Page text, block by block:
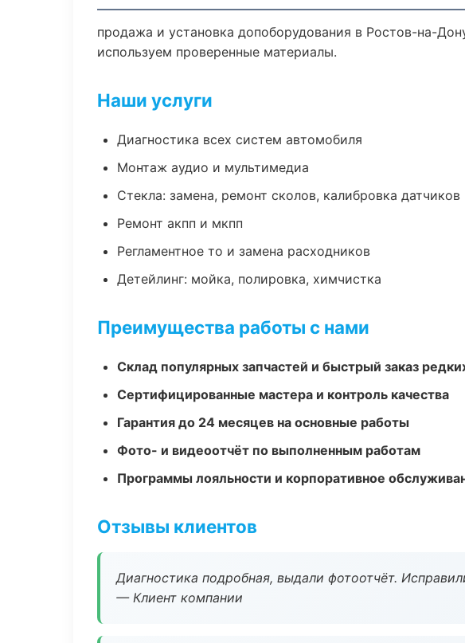
продажа и установка допоборудования в Ростов-на-
используем проверенные материалы.
Наши услуги
Диагностика всех систем автомобиля
Монтаж аудио и мультимедиа
Стекла: замена, ремонт сколов, калибровка датчиков
Ремонт акпп и мкпп
Регламентное то и замена расходников
Детейлинг: мойка, полировка, химчистка
Преимущества работы с нами
Склад популярных запчастей и быстрый заказ
Сертифицированные мастера и контроль качества
Гарантия до 24 месяцев на основные работы
Фото- и видеоотчёт по выполненным работам
Программы лояльности и корпоративное
Отзывы клиентов
Диагностика подробная, выдали фотоотчёт.
— Клиент компании